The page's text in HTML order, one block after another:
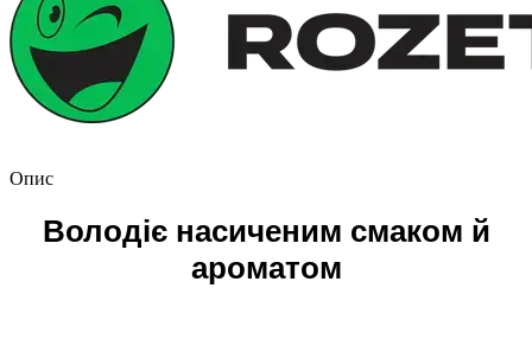
Опис
Володіє насиченим смаком й
ароматом